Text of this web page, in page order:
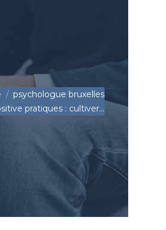
psychologue bruxelles
pratiques : cultiver…